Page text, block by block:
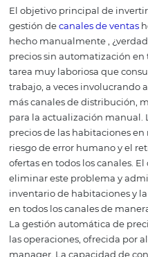
canales de venta.